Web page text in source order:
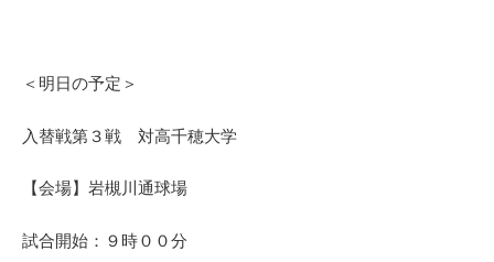
＜明日の予定＞
入替戦第３戦 対高千穂大学
【会場】岩槻川通球場
試合開始：９時００分